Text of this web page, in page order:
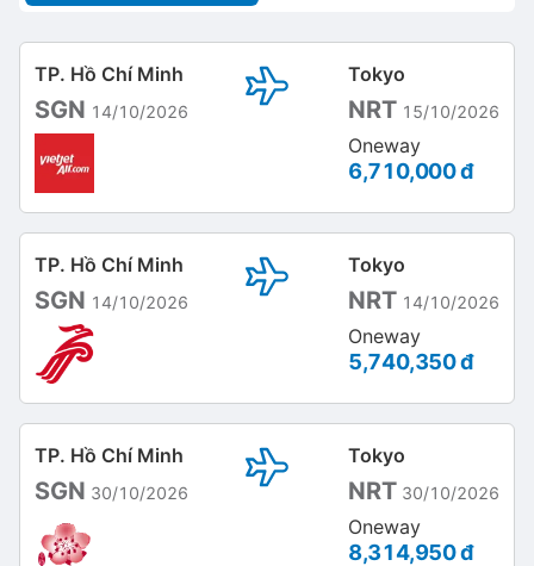
TP. Hồ Chí Minh
SGN 14/10/2026
Tokyo
NRT 15/10/2026
Oneway
6,710,000 đ
TP. Hồ Chí Minh
SGN 14/10/2026
Tokyo
NRT 14/10/2026
Oneway
5,740,350 đ
TP. Hồ Chí Minh
SGN 30/10/2026
Tokyo
NRT 30/10/2026
Oneway
8,314,950 đ